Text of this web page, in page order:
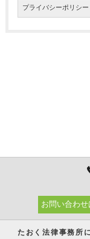
プライバシーポリシー
お問い合わ
たおく法律事務所